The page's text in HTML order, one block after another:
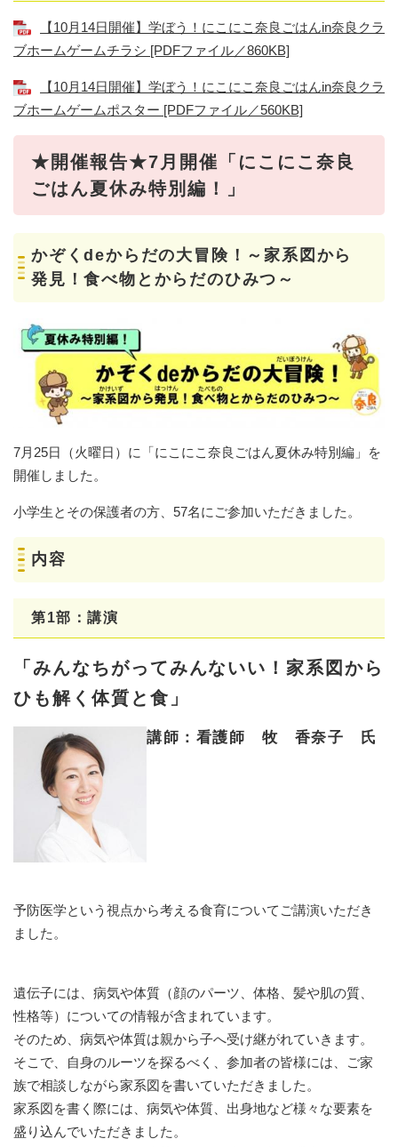
【10月14日開催】学ぼう！にこにこ奈良ごはんin奈良クラ
ブホームゲームチラシ [PDFファイル／860KB]
【10月14日開催】学ぼう！にこにこ奈良ごはんin奈良クラ
ブホームゲームポスター [PDFファイル／560KB]
★開催報告★7月開催「にこにこ奈良
ごはん夏休み特別編！」
かぞくdeからだの大冒険！～家系図から
発見！食べ物とからだのひみつ～
7月25日（火曜日）に「にこにこ奈良ごはん夏休み特別編」を
開催しました。
小学生とその保護者の方、57名にご参加いただきました。
内容
第1部：講演
「みんなちがってみんないい！家系図から
ひも解く体質と食」
講師：看護師 牧 香奈子 氏
予防医学という視点から考える食育についてご講演いただき
ました。
遺伝子には、病気や体質（顔のパーツ、体格、髪や肌の質、
性格等）についての情報が含まれています。
そのため、病気や体質は親から子へ受け継がれていきます。
​そこで、自身のルーツを探るべく、参加者の皆様には、ご家
族で相談しながら家系図を書いていただきました。
家系図を書く際には、病気や体質、出身地など様々な要素を
盛り込んでいただきました。